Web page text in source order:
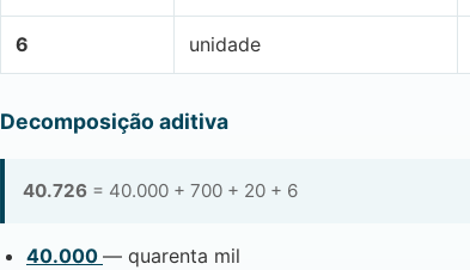
6 unidade
Decomposição aditiva
40.726 = 40.000 + 700 + 20 + 6
40.000 — quarenta mil